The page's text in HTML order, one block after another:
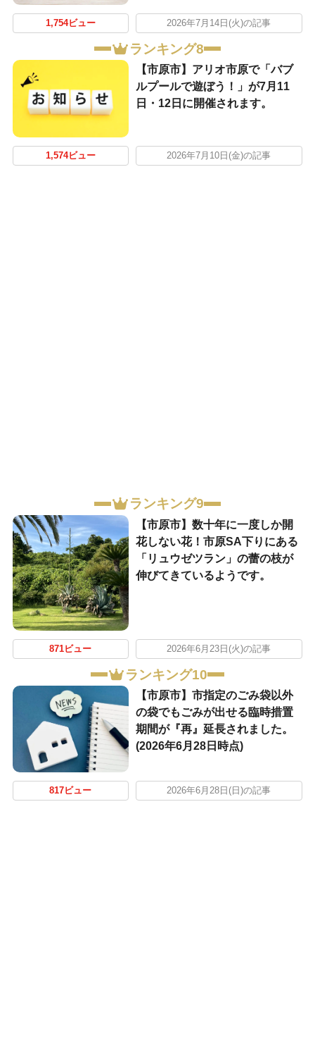
1,754ビュー 2026年7月14日(火)の記事
ランキング8
【市原市】アリオ市原で「バブ
ルプールで遊ぼう！」が7月11
日・12日に開催されます。
1,574ビュー 2026年7月10日(金)の記事
ランキング9
【市原市】数十年に一度しか開
花しない花！市原SA下りにある
「リュウゼツラン」の蕾の枝が
伸びてきているようです。
871ビュー 2026年6月23日(火)の記事
ランキング10
【市原市】市指定のごみ袋以外
の袋でもごみが出せる臨時措置
期間が『再』延長されました。
(2026年6月28日時点)
817ビュー 2026年6月28日(日)の記事